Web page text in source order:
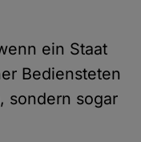
ein Staat
Bediensteten
sondern sogar